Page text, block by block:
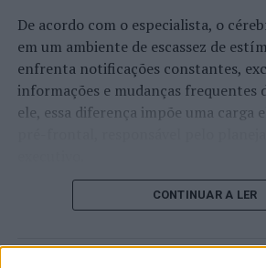
De acordo com o especialista, o
em um ambiente de escassez de
enfrenta notificações constantes,
informações e mudanças frequentes
ele, essa diferença impõe uma carga
O pesquisador afirma queCONTINUAR A LER